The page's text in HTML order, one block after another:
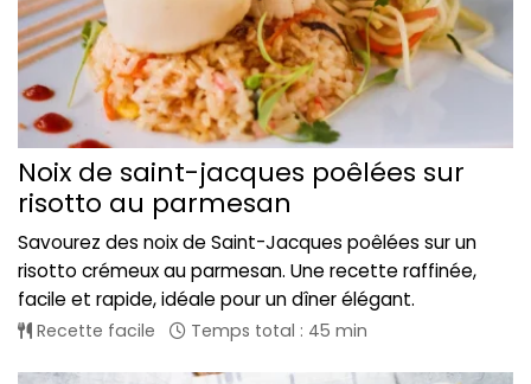
Noix de saint-jacques poêlées sur
risotto au parmesan
Savourez des noix de Saint-Jacques poêlées sur un
risotto crémeux au parmesan. Une recette raffinée,
facile et rapide, idéale pour un dîner élégant.
Recette facile Temps total : 45 min